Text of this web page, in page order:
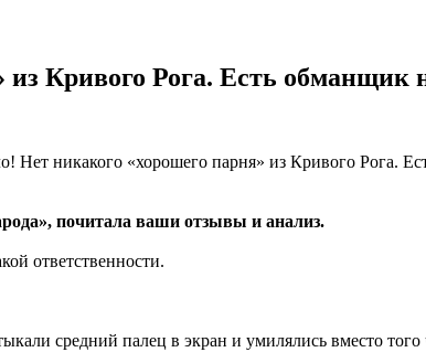
Кривого Рога. Есть обманщик
почитала ваши отзывы и анализ.
ответственности.
средний палец в экран и умилялись вместо того